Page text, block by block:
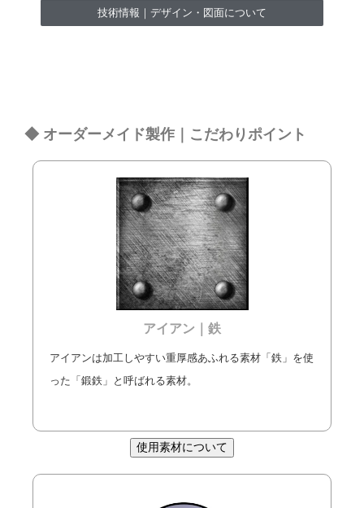
技術情報｜デザイン・図面について
◆ オーダーメイド製作｜こだわりポイント
アイアン｜鉄
アイアンは加工しやすい重厚感あふれる素材「鉄」を使
った「鍛鉄」と呼ばれる素材。
使用素材について